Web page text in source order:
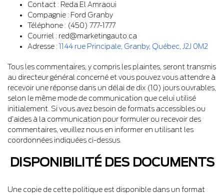
Contact : Reda El Amraoui
Compagnie : Ford Granby
Téléphone : (450) 777-1777
Courriel : red@marketingauto.ca
Adresse : 1144 rue Principale Granby, Québec J2J 0M2
Tous les commentaires, y compris les plaintes, seront transmis
au directeur général concerné et vous pouvez vous attendre à
recevoir une réponse dans un délai de dix (10) jours ouvrables,
selon le même mode de communication que celui utilisé
initialement. Si vous avez besoin de formats accessibles ou
d’aides à la communication pour formuler ou recevoir des
commentaires, veuillez nous en informer en utilisant les
coordonnées indiquées ci-dessus.
DISPONIBILITÉ DES DOCUMENTS
Une copie de cette politique est disponible dans un format